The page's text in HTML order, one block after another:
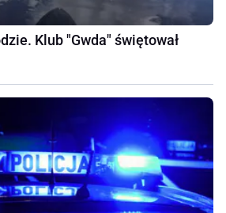
Klub "Gwda" świętował